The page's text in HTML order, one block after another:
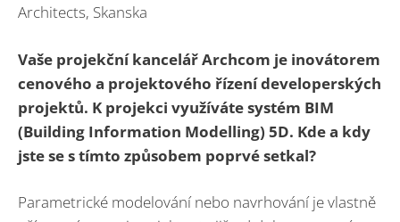
Architects, Skanska
Vaše projekční kancelář Archcom je inovátorem
cenového a projektového řízení developerských
projektů. K projekci využíváte systém BIM
(Building Information Modelling) 5D. Kde a kdy
jste se s tímto způsobem poprvé setkal?
Parametrické modelování nebo navrhování je vlastně